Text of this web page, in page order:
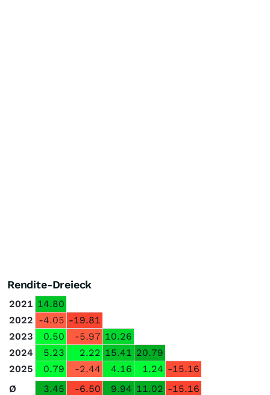
Rendite-Dreieck
2021 14.80
2022 -4.05 -19.81
2023
0.50 -5.97 10.26
2024
5.23 2.22 15.41 20.79
2025
0.79 -2.44 4.16 1.24 -15.16
Ø
3.45 -6.50 9.94 11.02 -15.16